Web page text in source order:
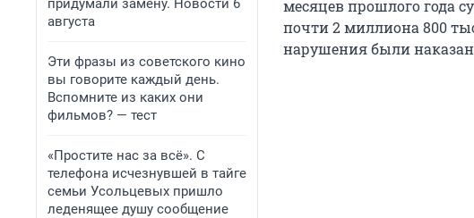
придумали замену. Новости 6
августа
Эти фразы из советского кино
вы говорите каждый день.
Вспомните из каких они
фильмов? — тест
«Простите нас за всё». С
телефона исчезнувшей в тайге
семьи Усольцевых пришло
леденящее душу сообщение
месяцев прошлого года
почти 2 миллиона 800
нарушения были